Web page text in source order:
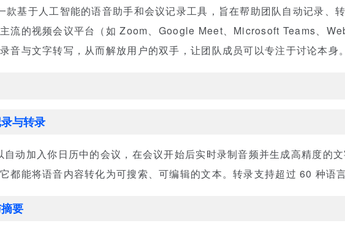
款基于人工智能的语音助手和会议记录工具，旨在帮助团队自动记录、
流的视频会议平台（如 Zoom、Google Meet、Microsoft Teams、
音与文字转写，从而解放用户的双手，让团队成员可以专注于讨论本身
与转录
动加入你日历中的会议，在会议开始后实时录制音频并生成高精度的
都能将语音内容转化为可搜索、可编辑的文本。转录支持超过 60 种语
要